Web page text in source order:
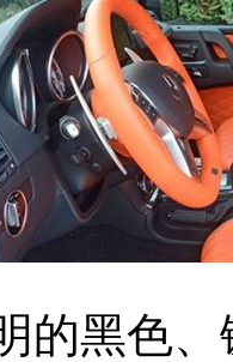
黑色、